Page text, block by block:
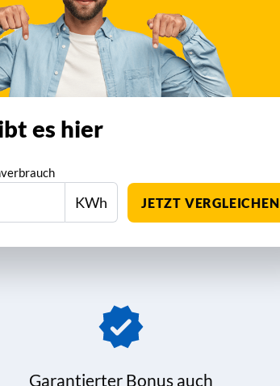
es hier
KWh JETZT VERGLEICHEN
Garantierter Bonus auch